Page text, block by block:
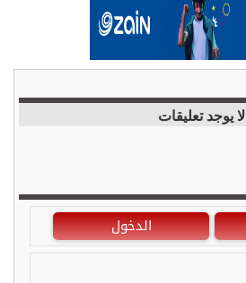
لا يوجد تعليقات
الدخول